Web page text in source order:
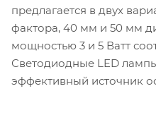
предлагается в двух
фактора, 40 мм и 50 мм
мощностью 3 и 5 Ватт
Светодиодные LED
эффективный источник